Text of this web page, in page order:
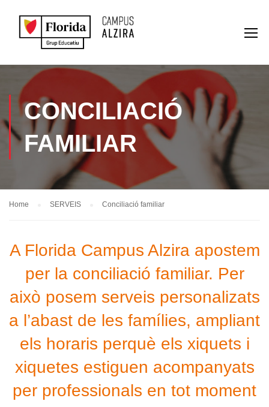
CONCILIACIÓ
FAMILIAR
Home SERVEIS Conciliació familiar
A Florida Campus Alzira apostem
per la conciliació familiar. Per
això posem serveis personalizats
a l’abast de les famílies, ampliant
els horaris perquè els xiquets i
xiquetes estiguen acompanyats
per professionals en tot moment